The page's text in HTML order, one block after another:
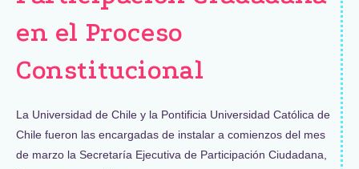
en el Proceso
Constitucional
La Universidad de Chile y la Pontificia Universidad Católica de
Chile fueron las encargadas de instalar a comienzos del mes
de marzo la Secretaría Ejecutiva de Participación Ciudadana,